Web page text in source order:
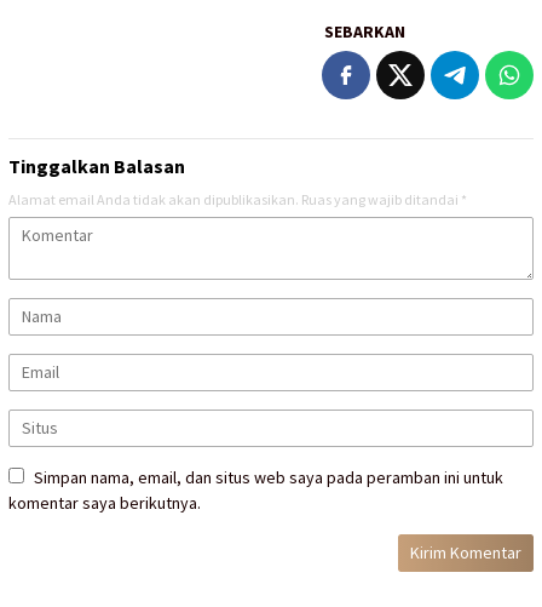
SEBARKAN
Tinggalkan Balasan
Alamat email Anda tidak akan dipublikasikan. Ruas yang wajib ditandai *
Simpan nama, email, dan situs web saya pada peramban ini untuk
komentar saya berikutnya.